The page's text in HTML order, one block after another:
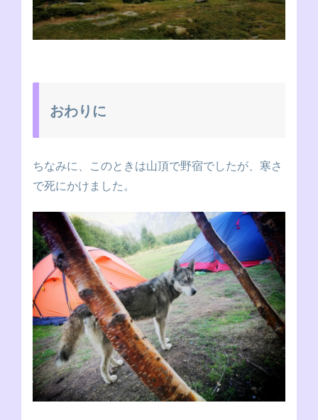
おわりに
ちなみに、このときは山頂で野宿でしたが、寒さ
で死にかけました。